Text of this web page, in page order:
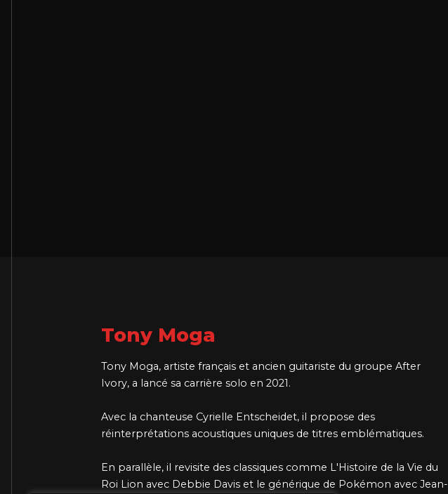
Tony Moga
Tony Moga, artiste français et ancien guitariste du groupe After
Ivory, a lancé sa carrière solo en 2021.
Avec la chanteuse Cyrielle Entscheidet, il propose des
réinterprétations acoustiques uniques de titres emblématiques.
En parallèle, il revisite des classiques comme L'Histoire de la Vie du
Roi Lion avec Debbie Davis et le générique de Pokémon avec Jean-